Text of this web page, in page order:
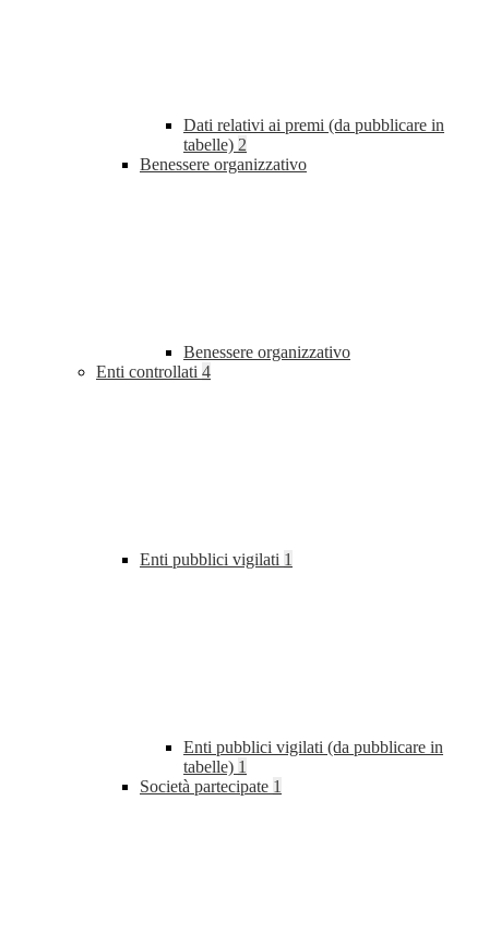
Dati relativi ai premi (da pubblicare in
tabelle) 2
Benessere organizzativo
Benessere organizzativo
Enti controllati 4
Enti pubblici vigilati 1
Enti pubblici vigilati (da pubblicare in
tabelle) 1
Società partecipate 1